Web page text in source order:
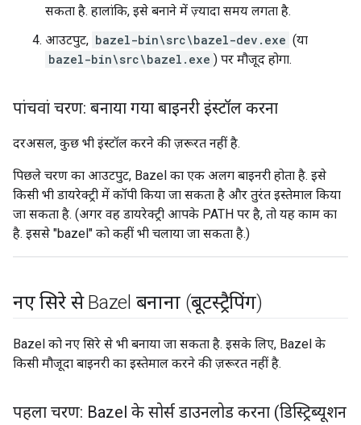
सकता है. हालांकि, इसे बनाने में ज़्यादा समय लगता है.
आउटपुट, bazel-bin\src\bazel-dev.exe (या
bazel-bin\src\bazel.exe ) पर मौजूद होगा.
पांचवां चरण: बनाया गया बाइनरी इंस्टॉल करना
दरअसल, कुछ भी इंस्टॉल करने की ज़रूरत नहीं है.
पिछले चरण का आउटपुट, Bazel का एक अलग बाइनरी होता है. इसे
किसी भी डायरेक्ट्री में कॉपी किया जा सकता है और तुरंत इस्तेमाल किया
जा सकता है. (अगर वह डायरेक्ट्री आपके PATH पर है, तो यह काम का
है. इससे "bazel" को कहीं भी चलाया जा सकता है.)
नए सिरे से Bazel बनाना (बूटस्ट्रैपिंग)
Bazel को नए सिरे से भी बनाया जा सकता है. इसके लिए, Bazel के
किसी मौजूदा बाइनरी का इस्तेमाल करने की ज़रूरत नहीं है.
पहला चरण: Bazel के सोर्स डाउनलोड करना (डिस्ट्रिब्यूशन